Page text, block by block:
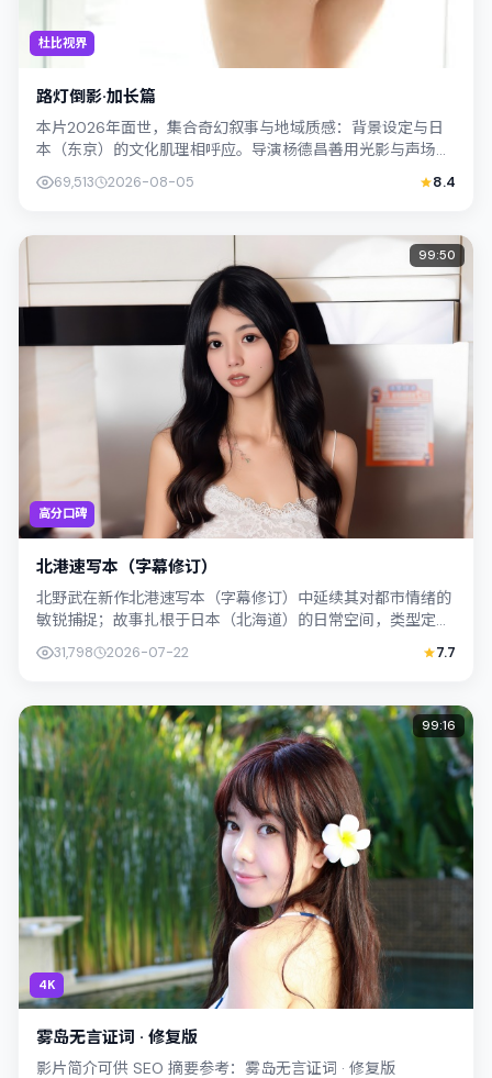
杜比视界
路灯倒影·加长篇
本片2026年面世，集合奇幻叙事与地域质感：背景设定与日
本（东京）的文化肌理相呼应。导演杨德昌善用光影与声场塑
造孤独感，苍井优饰演角色的抉择牵动...
69,513 2026-08-05 8.4
高分口碑
99:50
北港速写本（字幕修订）
北野武在新作北港速写本（字幕修订）中延续其对都市情绪的
敏锐捕捉；故事扎根于日本（北海道）的日常空间，类型定位
为悬疑。主演凤小岳、孔刘以克制表演撑...
31,798 2026-07-22 7.7
4K
99:16
雾岛无言证词 · 修复版
影片简介可供 SEO 摘要参考：雾岛无言证词 · 修复版